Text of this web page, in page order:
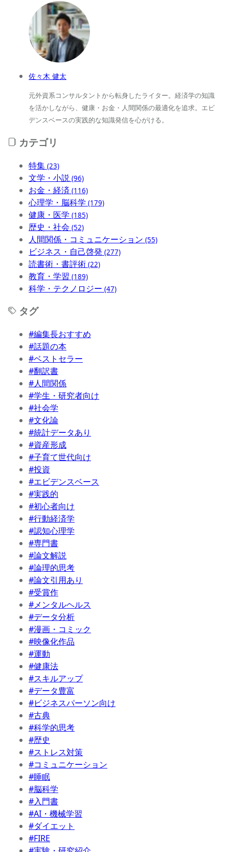
佐々木 健太
元外資系コンサルタントから転身したライター。経済学の知識
を活かしながら、健康・お金・人間関係の最適化を追求。エビ
デンスベースの実践的な知識発信を心がける。
カテゴリ
特集 (23)
文学・小説 (96)
お金・経済 (116)
心理学・脳科学 (179)
健康・医学 (185)
歴史・社会 (52)
人間関係・コミュニケーション (55)
ビジネス・自己啓発 (277)
読書術・書評術 (22)
教育・学習 (189)
科学・テクノロジー (47)
タグ
#編集長おすすめ
#話題の本
#ベストセラー
#翻訳書
#人間関係
#学生・研究者向け
#社会学
#文化論
#統計データあり
#資産形成
#子育て世代向け
#投資
#エビデンスベース
#実践的
#初心者向け
#行動経済学
#認知心理学
#専門書
#論文解説
#論理的思考
#論文引用あり
#受賞作
#メンタルヘルス
#データ分析
#漫画・コミック
#映像化作品
#運動
#健康法
#スキルアップ
#データ豊富
#ビジネスパーソン向け
#古典
#科学的思考
#歴史
#ストレス対策
#コミュニケーション
#睡眠
#脳科学
#入門書
#AI・機械学習
#ダイエット
#FIRE